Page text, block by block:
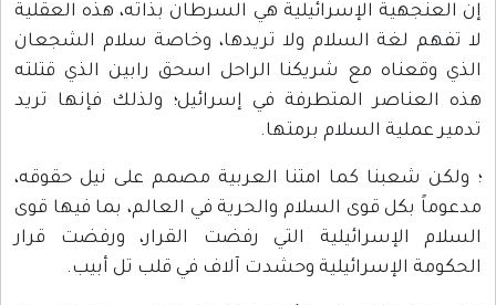
إن العنجهية الإسرائيلية هي السرطان بذاته، هذه العقلية
لا تفهم لغة السلام ولا تريدها، وخاصة سلام الشجعان
الذي وقعناه مع شريكنا الراحل اسحق رابين الذي قتلته
هذه العناصر المتطرفة في إسرائيل؛ ولذلك فإنها تريد
تدمير عملية السلام برمتها.
؛ ولكن شعبنا كما امتنا العربية مصمم على نيل حقوقه،
مدعوماً بكل قوى السلام والحرية في العالم، بما فيها قوى
السلام الإسرائيلية التي رفضت القرار، ورفضت قرار
الحكومة الإسرائيلية وحشدت آلاف في قلب تل أبيب.